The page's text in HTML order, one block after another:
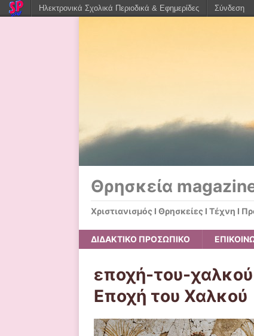
Θρησκεία
Χριστιανισμός Ι Θρησκείες Ι Τέχνη Ι
ΔΙΔΑΚΤΙΚΟ ΠΡΟΣΩΠΙΚΟ
εποχή-του-χαλκού
Εποχή του Χαλκού
Ηλεκτρονικά Σχολικά Περιοδικά & Εφημερίδες Σύνδεση